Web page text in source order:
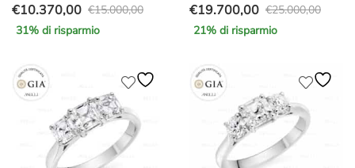
€15.000,00
Il
prezzo
era:
€15.000,00.
€10.370,00
Il
prezzo
è:
€10.370,00.
31% di risparmio
€25.000,00
Il
prezzo
era:
€25.000,00.
€19.700,00
Il
prezzo
è:
€19.700,00.
21% di risparmio